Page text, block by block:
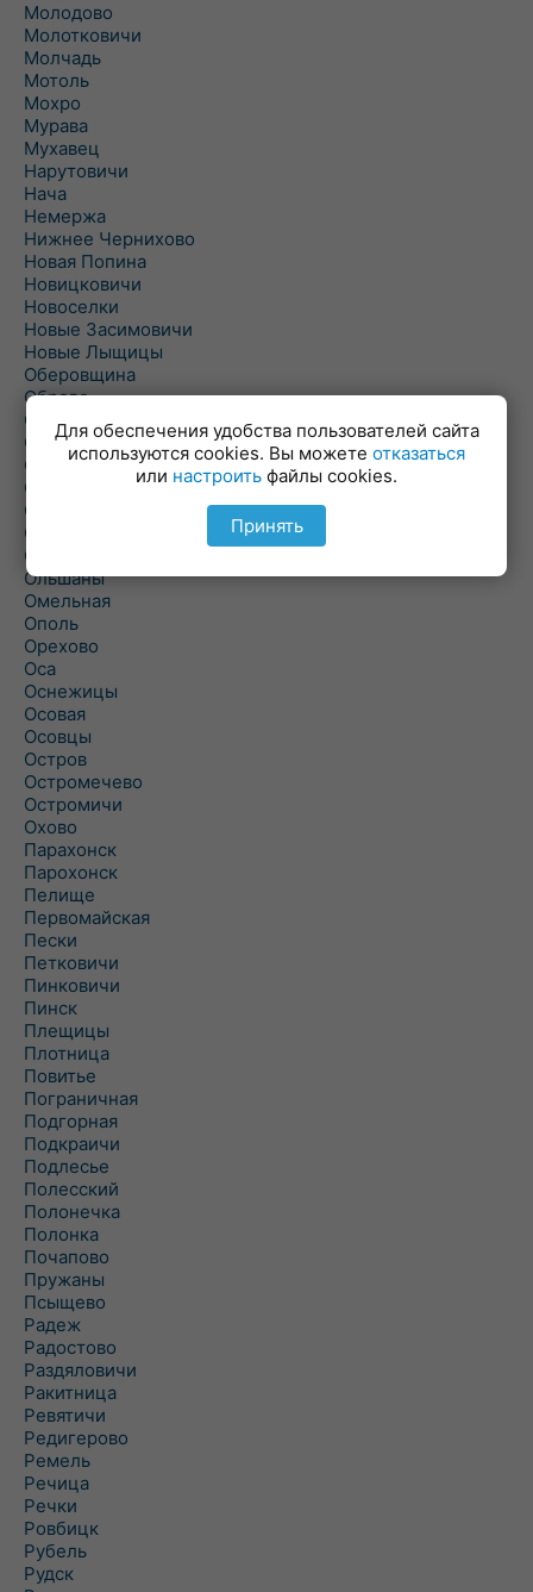
Молодово
Молотковичи
Молчадь
Мотоль
Мохро
Мурава
Мухавец
Нарутовичи
Нача
Немержа
Нижнее Чернихово
Новая Попина
Новицковичи
Новоселки
Новые Засимовичи
Новые Лыщицы
Оберовщина
Оброво
Огаревичи
Одрижин
Оздамичи
Озяты
Олтуш
Ольманы
Ольпень
Ольшаны
Омельная
Ополь
Орехово
Оса
Оснежицы
Осовая
Осовцы
Остров
Остромечево
Остромичи
Охово
Парахонск
Парохонск
Пелище
Первомайская
Пески
Петковичи
Пинковичи
Пинск
Плещицы
Плотница
Повитье
Пограничная
Подгорная
Подкраичи
Подлесье
Полесский
Полонечка
Полонка
Почапово
Пружаны
Псыщево
Радеж
Радостово
Раздяловичи
Ракитница
Ревятичи
Редигерово
Ремель
Речица
Речки
Ровбицк
Рубель
Рудск
Для обеспечения удобства пользователей сайта
используются cookies. Вы можете отказаться
или настроить файлы cookies.
Принять